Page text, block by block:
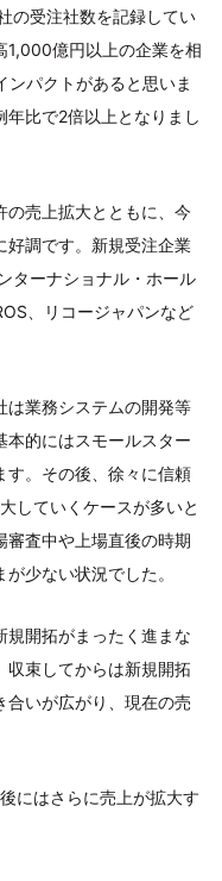
の受注社数を記録してい
1,000億円以上の企業を相
ンパクトがあると思いま
比で2倍以上となりまし
の売上拡大とともに、今
好調です。新規受注企業
ターナショナル・ホール
、リコージャパンなど
は業務システムの開発等
本的にはスモールスター
す。その後、徐々に信頼
していくケースが多いと
審査中や上場直後の時期
少ない状況でした。
規開拓がまったく進まな
収束してからは新規開拓
合いが広がり、現在の売
にはさらに売上が拡大す